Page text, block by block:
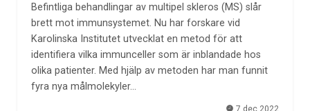
Befintliga behandlingar av multipel skleros (MS) slår
brett mot immunsystemet. Nu har forskare vid
Karolinska Institutet utvecklat en metod för att
identifiera vilka immunceller som är inblandade hos
olika patienter. Med hjälp av metoden har man funnit
fyra nya målmolekyler…
7 dec 2022